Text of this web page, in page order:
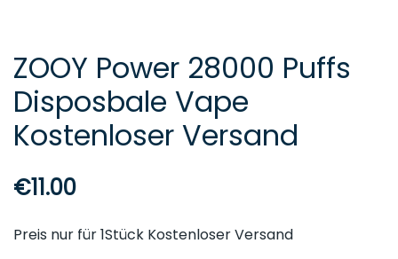
ZOOY Power 28000 Puffs
Disposbale Vape
Kostenloser Versand
€11.00
Preis nur für 1Stück Kostenloser Versand